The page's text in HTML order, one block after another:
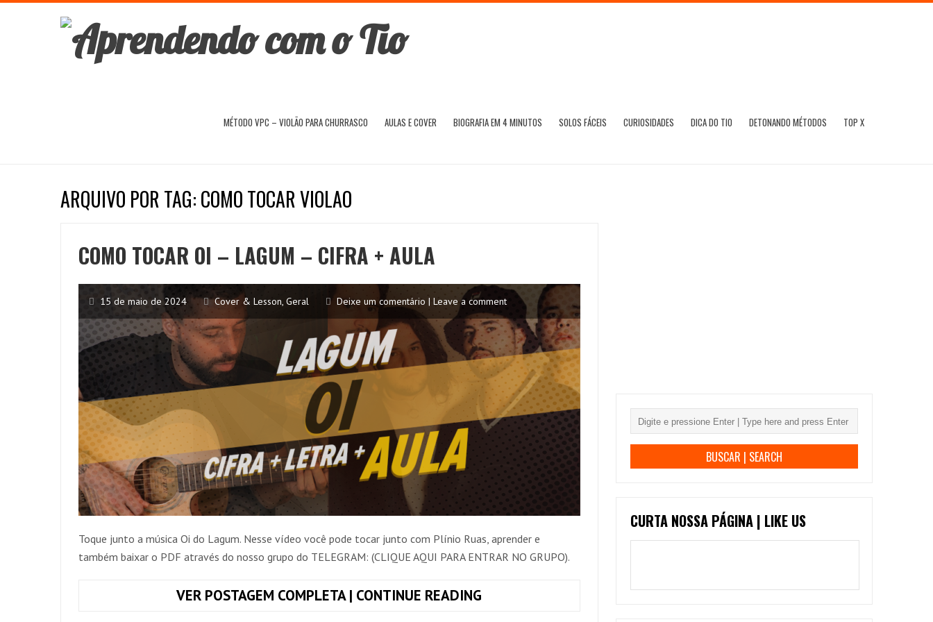
MÉTODO VPC – VIOLÃO PARA CHURRASCO AULAS E COVER BIOGRAFIA EM 4 MINUTOS SOLOS FÁCEIS CURIOSIDADES DICA DO TIO DETONANDO MÉTODOS TOP X
ARQUIVO POR TAG: COMO TOCAR VIOLAO
COMO TOCAR OI – LAGUM – CIFRA + AULA
15 de maio de 2024 Cover & Lesson, Geral Deixe um comentário | Leave a comment
Toque junto a música Oi do Lagum. Nesse vídeo você pode tocar junto com Plínio Ruas, aprender e
também baixar o PDF através do nosso grupo do TELEGRAM: (CLIQUE AQUI PARA ENTRAR NO GRUPO).
VER POSTAGEM COMPLETA | CONTINUE READING
CURTA NOSSA PÁGINA | LIKE US